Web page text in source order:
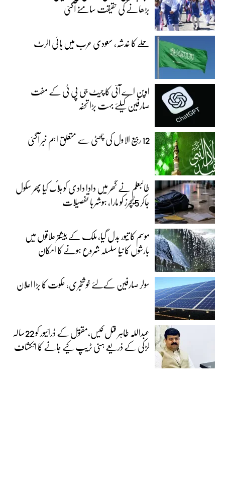
بڑھانے کی حقیقت سامنے آگئی
حملے کا خدشہ، سعودی عرب میں ہائی الرٹ
اوپن اے آئی کا چیٹ جی پی ٹی کے مفت
صارفین کیلئے بہت بڑا تحفہ
12 ربیع الاول کی چھٹی سے متعلق اہم خبر آگئی
طالبعلم نے گھر میں دادا دادی کو ہلاک کیا پھر سکول
جاکر 5ٹیچرز کو مارا، ہوشربا تفصیلات
موسم کا تیور بدل گیا، ملک کے بیشتر علاقوں میں
بارشوں کا نیا سلسلہ شروع ہونے کا امکان
سولر صارفین کےلئے خوشخبری، حکوت کا بڑا اعلان
عبداللہ طاہر قتل کیس،مقتول کے ڈرائیور کو 22سالہ
لڑکی کے ذریعے ہنی ٹریپ کیے جانے کا انکشاف